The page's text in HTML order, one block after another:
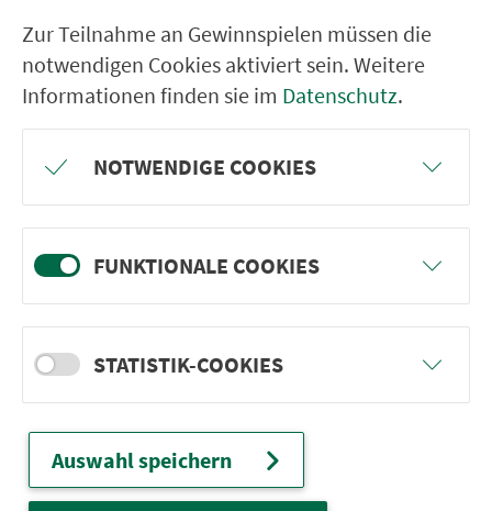
Ver­kehrs­ver­bund Groß­raum
Nürn­berg
22.000 Qua­drat­ki­lo­me­ter. 130 Ver­kehrs­un­
Ver­bin­dungen
Abfahrten
Fahr­plan­ände­rungen
Wir sind für Sie da:
Zur Teilnahme an Gewinnspielen müssen die
notwendigen Cookies aktiviert sein. Weitere
Informationen finden sie im Datenschutz.
NOTWENDIGE COOKIES
FUNKTIONALE COOKIES
STATISTIK-COOKIES
Auswahl speichern